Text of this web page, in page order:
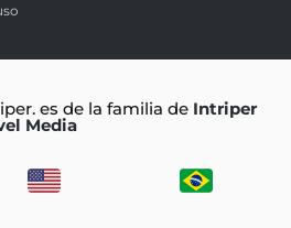
es de la familia de Intriper
Media